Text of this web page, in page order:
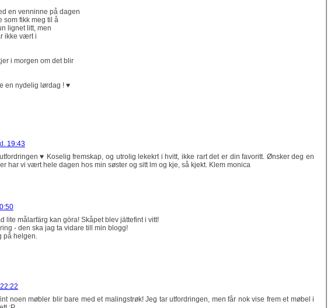
en venninne på dagen
som fikk meg til å
lignet litt, men
ikke vært i
i morgen om det blir
en nydelig lørdag ! ♥
19:43
♥ Koselig fremskap, og utrolig lekekrt i hvitt, ikke rart det er din favoritt. Ønsker deg en
har vi vært hele dagen hos min søster og sitt lm og kje, så kjekt. Klem monica
lite målarfärg kan göra! Skåpet blev jättefint i vitt!
- den ska jag ta vidare till min blogg!
på helgen.
noen møbler blir bare med et malingstrøk! Jeg tar utfordringen, men får nok vise frem et møbel i